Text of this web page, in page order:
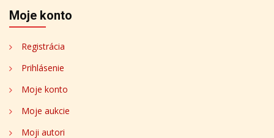
Moje konto
Registrácia
Prihlásenie
Moje konto
Moje aukcie
Moji autori